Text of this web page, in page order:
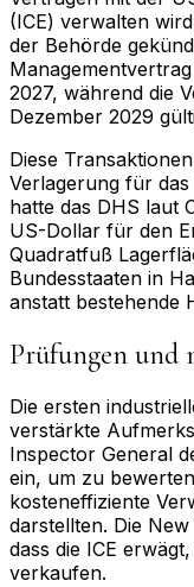
(ICE) verwalten
der Behörde
2027, während die
Dezember 2029
Diese
Verlagerung für
hatte das DHS laut
US-Dollar für den
Quadratfuß
Bundesstaaten in
anstatt bestehende
Prüfungen und
Die ersten
verstärkte
Inspector General
ein, um zu
kosteneffiziente
darstellten. Die
dass die ICE
verkaufen.